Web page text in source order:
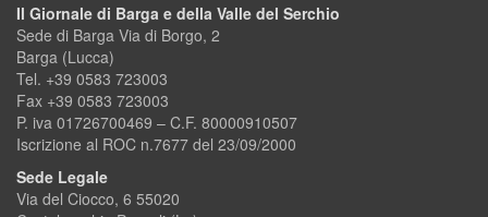
Il Giornale di Barga e della Valle del Serchio
Sede di Barga Via di Borgo, 2
Barga (Lucca)
Tel. +39 0583 723003
Fax +39 0583 723003
P. iva 01726700469 – C.F. 80000910507
Iscrizione al ROC n.7677 del 23/09/2000
Sede Legale
Via del Ciocco, 6 55020